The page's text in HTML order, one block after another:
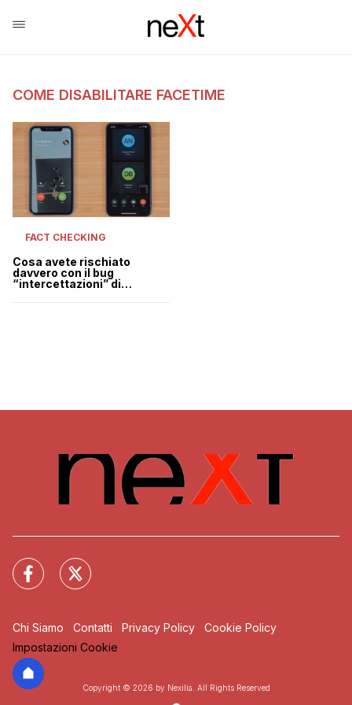
COME DISABILITARE FACETIME
FACT CHECKING
Cosa avete rischiato
davvero con il bug
“intercettazioni” di
Chi Siamo Contatti Privacy Policy
Cookie Policy
Impostazioni Cookie
Copyright © 2026 by Nexilia. All Rights Reserved